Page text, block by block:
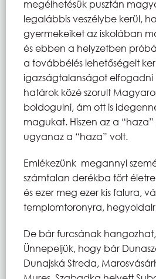
megélhetésük pusztán
legalábbis veszélybe kerül,
gyermekeiket az iskolában
és ebben a helyzetben
a továbbélés lehetőségeit
igazságtalanságot
határok közé szorult
boldogulni, ám ott is
magukat. Hiszen az a
ugyanaz a “haza” volt.
Emlékezünk megannyi
számtalan derékba tört
és ezer meg ezer kis falura,
templomtoronyra,
De bár furcsának
Ünnepeljük, hogy bár
Dunajská Streda,